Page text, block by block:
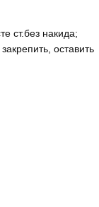
ст.без накида;
оставить